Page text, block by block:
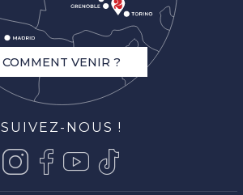
COMMENT VENIR ?
SUIVEZ-NOUS !